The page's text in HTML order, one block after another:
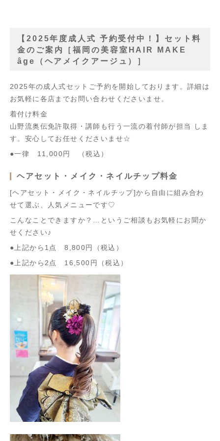
【2025年度成人式 予約受付中！】セット料
金のご案内［福岡の美容室HAIR MAKE
âge（ヘアメイクアージュ）］
2025年の成人式セットご予約を開始しております。詳細は
お気軽に各店までお問い合わせくださいませ。
着付け料金
山野流奥伝免許取得・講師も行う一流の着付師が担当 しま
す。安心してお任せくださいませ☆
●一律 11,000円 （税込）
ヘアセット・メイク・ネイルチップ料金
[ヘアセット・メイク・ネイルチップ]から自由に組み合わ
せて選ぶ、人気メニューです♡
こんなことできますか？…というご相談もお気軽にお聞か
せください♪
●上記から1点 8,800円（税込）
●上記から2点 16,500円（税込）